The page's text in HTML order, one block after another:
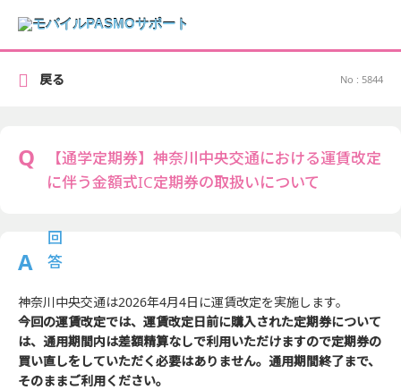
No : 5844
【通学定期券】神奈川中央交通における運賃改定
に伴う金額式IC定期券の取扱いについて
神奈川中央交通は2026年4月4日に運賃改定を実施します。
今回の運賃改定では、運賃改定日前に購入された定期券について
は、通用期間内は差額精算なしで利用いただけますので定期券の
買い直しをしていただく必要はありません。通用期間終了まで、
そのままご利用ください。
戻る